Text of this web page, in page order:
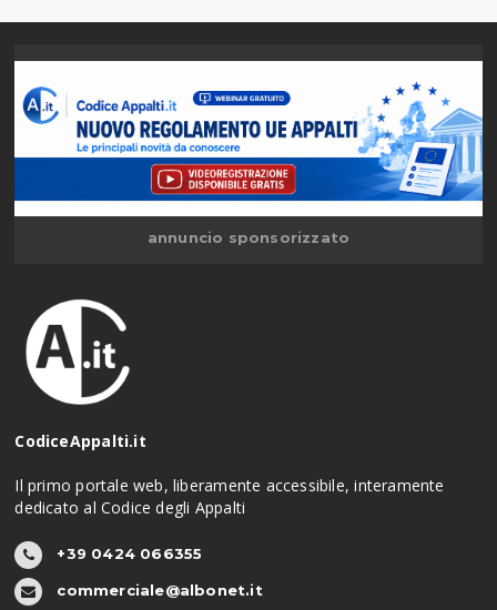
annuncio sponsorizzato
CodiceAppalti.it
Il primo portale web, liberamente accessibile, interamente
dedicato al Codice degli Appalti
+39 0424 066355
commerciale@albonet.it